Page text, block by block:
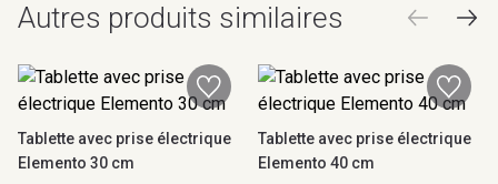
Autres produits similaires
Tablette avec prise électrique
Elemento 30 cm
Tablette avec prise électrique
Elemento 40 cm